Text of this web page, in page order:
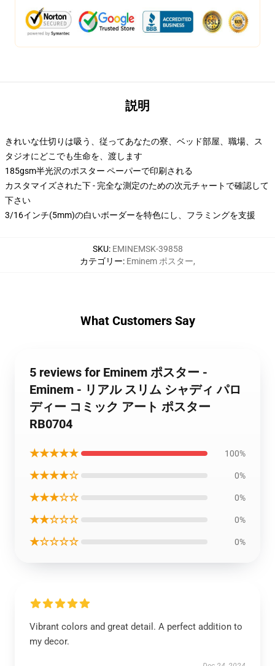
説明
きれいな仕切りは吸う、従ってあなたの寮、ベッド部屋、職場、ス
タジオにどこでも生命を、渡します
185gsm半光沢のポスター ペーパーで印刷される
カスタマイズされた下 - 完全な測定のための次元チャートで確認して
下さい
3/16インチ(5mm)の白いボーダーを特色にし、フラミングを支援
SKU: EMINEMSK-39858
カテゴリー: Eminem ポスター,
What Customers Say
5 reviews for Eminem ポスター -
Eminem - リアル スリム シャディ パロ
ディー コミック アート ポスター
RB0704
★★★★★ 100%
★★★★☆ 0%
★★★☆☆ 0%
★★☆☆☆ 0%
★☆☆☆☆ 0%
Vibrant colors and great detail. A perfect addition to
my decor.